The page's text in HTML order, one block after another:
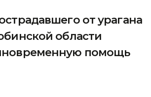
от урагана
области
помощь